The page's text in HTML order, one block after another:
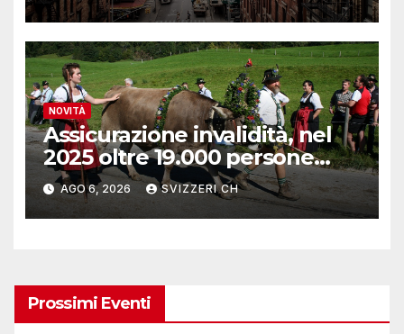
NOVITÀ
Assicurazione invalidità, nel
2025 oltre 19.000 persone
reinserite nel mercato del
lavoro
AGO 6, 2026 SVIZZERI CH
Prossimi Eventi